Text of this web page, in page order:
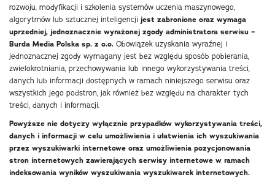
rozwoju, modyfikacji i szkolenia systemów uczenia maszynowego,
algorytmów lub sztucznej inteligencji jest zabronione oraz wymaga
uprzedniej, jednoznacznie wyrażonej zgody administratora serwisu –
Burda Media Polska sp. z o.o. Obowiązek uzyskania wyraźnej i
jednoznacznej zgody wymagany jest bez względu sposób pobierania,
zwielokrotniania, przechowywania lub innego wykorzystywania treści,
danych lub informacji dostępnych w ramach niniejszego serwisu oraz
wszystkich jego podstron, jak również bez względu na charakter tych
treści, danych i informacji.
Powyższe nie dotyczy wyłącznie przypadków wykorzystywania treści,
danych i informacji w celu umożliwienia i ułatwienia ich wyszukiwania
przez wyszukiwarki internetowe oraz umożliwienia pozycjonowania
stron internetowych zawierających serwisy internetowe w ramach
indeksowania wyników wyszukiwania wyszukiwarek internetowych.